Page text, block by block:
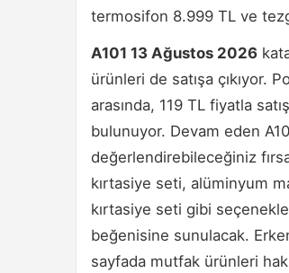
termosifon 8.999 TL ve
A101 13 Ağustos 2026
ürünleri de satışa çıkıyor.
arasında, 119 TL fiyatla
bulunuyor. Devam eden
değerlendirebileceğiniz
kırtasiye seti, alüminyum
kırtasiye seti gibi
beğenisine sunulacak.
sayfada mutfak ürünleri